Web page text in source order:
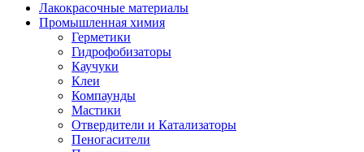
Лакокрасочные материалы
Промышленная химия
Герметики
Гидрофобизаторы
Каучуки
Клеи
Компаунды
Мастики
Отвердители и Катализаторы
Пеногасители